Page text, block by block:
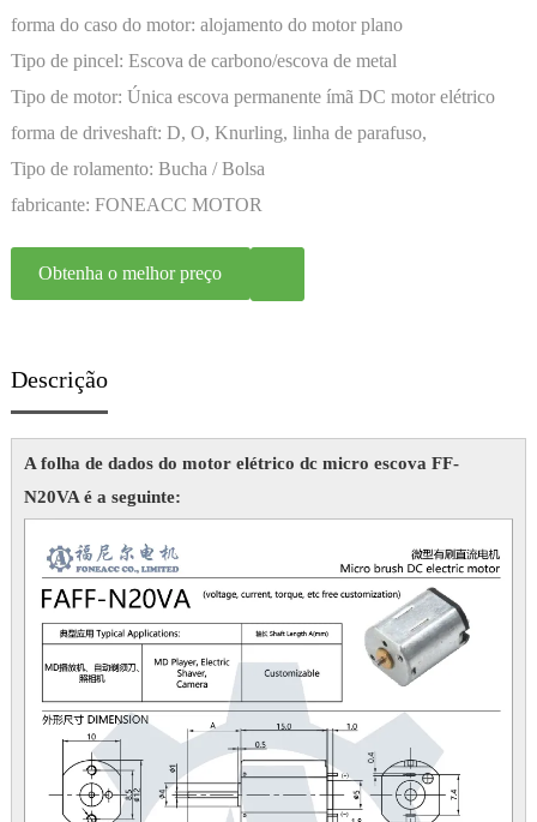
forma do caso do motor: alojamento do motor plano
Tipo de pincel: Escova de carbono/escova de metal
Tipo de motor: Única escova permanente ímã DC motor elétrico
forma de driveshaft: D, O, Knurling, linha de parafuso,
Personalização
Tipo de rolamento: Bucha / Bolsa
fabricante: FONEACC MOTOR
Obtenha o melhor preço
Descrição
A folha de dados do motor elétrico dc micro escova FF-
N20VA é a seguinte: